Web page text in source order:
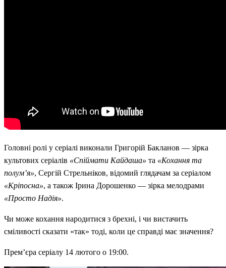
Головні ролі у серіалі виконали Григорій Бакланов — зірка
культових серіалів «Спіймати Кайдаша» та «Кохання та
полумʼя», Сергій Стрельніков, відомий глядачам за серіалом
«Кріпосна», а також Ірина Дорошенко — зірка мелодрами
«Просто Надія».
Чи може кохання народитися з брехні, і чи вистачить
сміливості сказати «так» тоді, коли це справді має значення?
Прем’єра серіалу 14 лютого о 19:00.